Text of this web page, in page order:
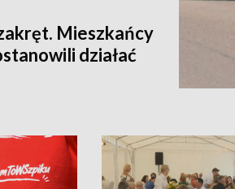
Mieszkańcy
działać